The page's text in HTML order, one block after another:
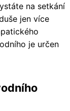
na setkání
jen více
je určen